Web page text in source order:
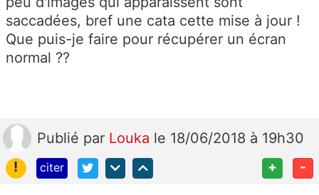
saccadées, bref une cata cette mise à jour !
Que puis-je faire pour récupérer un écran
normal ??
Publié par Louka le 18/06/2018 à 19h30
!
citer + -